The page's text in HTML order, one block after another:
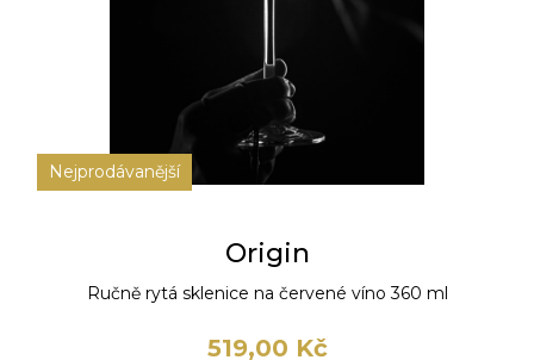
Nejprodávanější
Origin
Ručně rytá sklenice na červené víno 360 ml
519,00 Kč